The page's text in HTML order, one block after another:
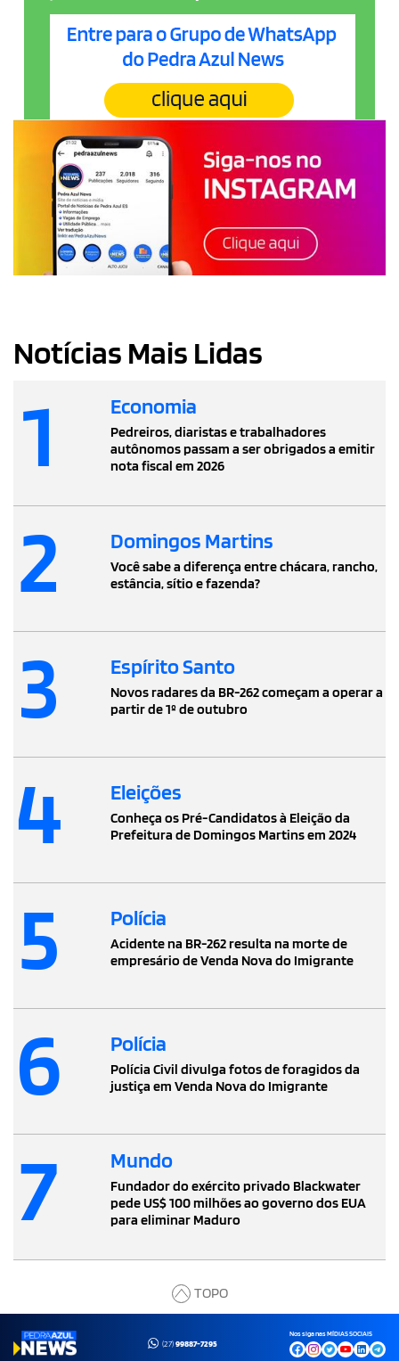
Notícias Mais Lidas
1 Economia
Pedreiros, diaristas e trabalhadores
autônomos passam a ser obrigados a emitir
nota fiscal em 2026
2 Domingos Martins
Você sabe a diferença entre chácara, rancho,
estância, sítio e fazenda?
3 Espírito Santo
Novos radares da BR-262 começam a operar a
partir de 1º de outubro
4 Eleições
Conheça os Pré-Candidatos à Eleição da
Prefeitura de Domingos Martins em 2024
5 Polícia
Acidente na BR-262 resulta na morte de
empresário de Venda Nova do Imigrante
6 Polícia
Polícia Civil divulga fotos de foragidos da
justiça em Venda Nova do Imigrante
7 Mundo
Fundador do exército privado Blackwater
pede US$ 100 milhões ao governo dos EUA
para eliminar Maduro
TOPO
(27)99887-7295
Nos siga nas MÍDIAS SOCIAIS